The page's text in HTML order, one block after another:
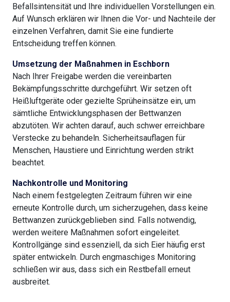
Befallsintensität und Ihre individuellen Vorstellungen ein.
Auf Wunsch erklären wir Ihnen die Vor- und Nachteile der
einzelnen Verfahren, damit Sie eine fundierte
Entscheidung treffen können.
Umsetzung der Maßnahmen in Eschborn
Nach Ihrer Freigabe werden die vereinbarten
Bekämpfungsschritte durchgeführt. Wir setzen oft
Heißluftgeräte oder gezielte Sprüheinsätze ein, um
sämtliche Entwicklungsphasen der Bettwanzen
abzutöten. Wir achten darauf, auch schwer erreichbare
Verstecke zu behandeln. Sicherheitsauflagen für
Menschen, Haustiere und Einrichtung werden strikt
beachtet.
Nachkontrolle und Monitoring
Nach einem festgelegten Zeitraum führen wir eine
erneute Kontrolle durch, um sicherzugehen, dass keine
Bettwanzen zurückgeblieben sind. Falls notwendig,
werden weitere Maßnahmen sofort eingeleitet.
Kontrollgänge sind essenziell, da sich Eier häufig erst
später entwickeln. Durch engmaschiges Monitoring
schließen wir aus, dass sich ein Restbefall erneut
ausbreitet.